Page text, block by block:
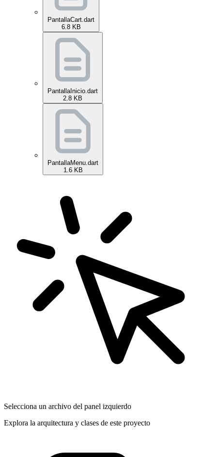
PantallaCart.dart
6.8 KB
PantallaInicio.dart
2.8 KB
PantallaMenu.dart
1.6 KB
Selecciona un archivo del panel izquierdo
Explora la arquitectura y clases de este proyecto